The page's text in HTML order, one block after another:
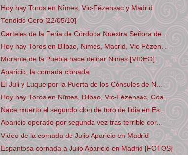
Hoy hay Toros en Nîmes, Vic-Fézensac y Madrid
Tendido Cero [22/05/10]
Carteles de la Feria de Córdoba Nuestra Señora de ...
Hoy hay Toros en Bilbao, Nimes, Madrid, Vic-Fézen...
Morante de la Puebla hace delirar Nimes [VIDEO]
Aparicio, la cornada clonada
El Juli y Luque por la Puerta de los Cónsules de N...
Hoy hay Toros en Nîmes, Bilbao, Vic-Fézensac, Coa...
Nace muerto el segundo clon de toro de lidia en Es...
Aparicio operado por segunda vez tras terrible cor...
Video de la cornada de Julio Aparicio en Madrid
Espantosa cornada a Julio Aparicio en Madrid [FOTOS]